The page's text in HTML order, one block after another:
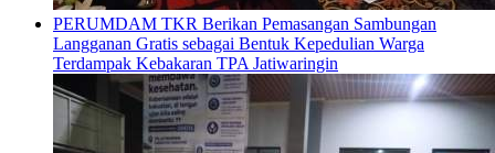
PERUMDAM TKR Berikan Pemasangan Sambungan
Langganan Gratis sebagai Bentuk Kepedulian Warga
Terdampak Kebakaran TPA Jatiwaringin